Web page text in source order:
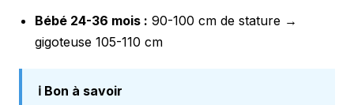
Bébé 24-36 mois : 90-100 cm de stature →
gigoteuse 105-110 cm
ℹ️ Bon à savoir